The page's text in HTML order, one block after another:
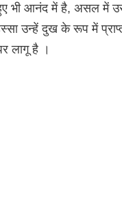
भी आनंद में है, असल में
उन्हें दुख के रूप में
लागू है ।